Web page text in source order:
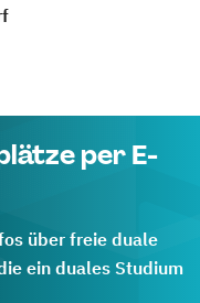
per E-
über freie duale
ein duales Studium